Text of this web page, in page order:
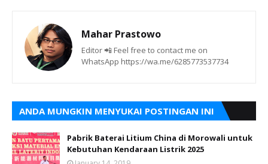
Mahar Prastowo
Editor 📲 Feel free to contact me on
WhatsApp https://wa.me/6285773537734
ANDA MUNGKIN MENYUKAI POSTINGAN INI
Pabrik Baterai Litium China di Morowali untuk
Kebutuhan Kendaraan Listrik 2025